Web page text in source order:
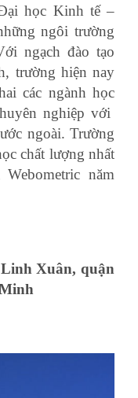
học Kinh tế –
ngôi trường
ngạch đào tạo
trường hiện nay
các ngành học
nghiệp với
ngoài. Trường
chất lượng nhất
năm
Xuân, quận